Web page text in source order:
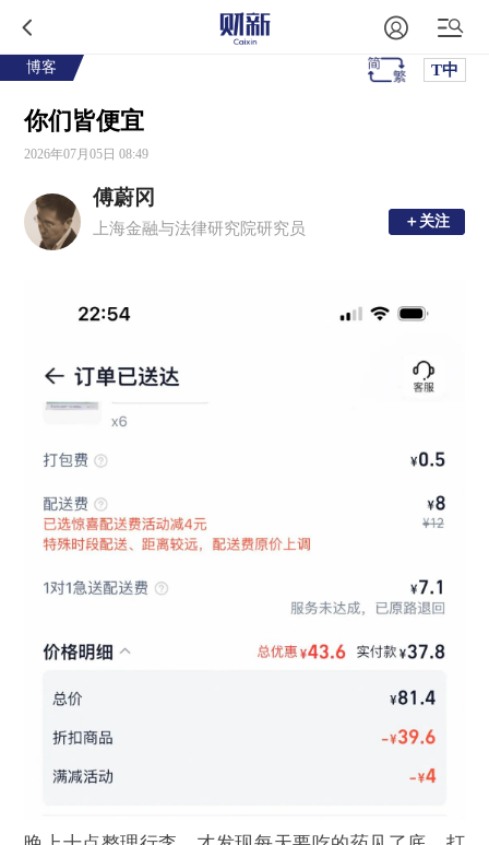
博客 T中
你们皆便宜
2026年07月05日 08:49
傅蔚冈
上海金融与法律研究院研究员 ＋关注
＋关注